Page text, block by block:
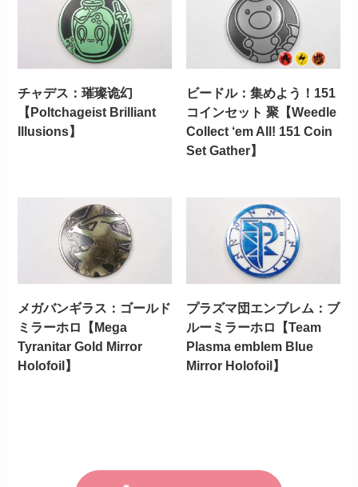
チャデス：璀璨诡幻
【Poltchageist Brilliant
Illusions】
ビードル：集めよう！151
コインセット 聚【Weedle
Collect ‘em All! 151 Coin
Set Gather】
メガバンギラス：ゴールド
ミラーホロ【Mega
Tyranitar Gold Mirror
Holofoil】
プラズマ団エンブレム：ブ
ルーミラーホロ【Team
Plasma emblem Blue
Mirror Holofoil】